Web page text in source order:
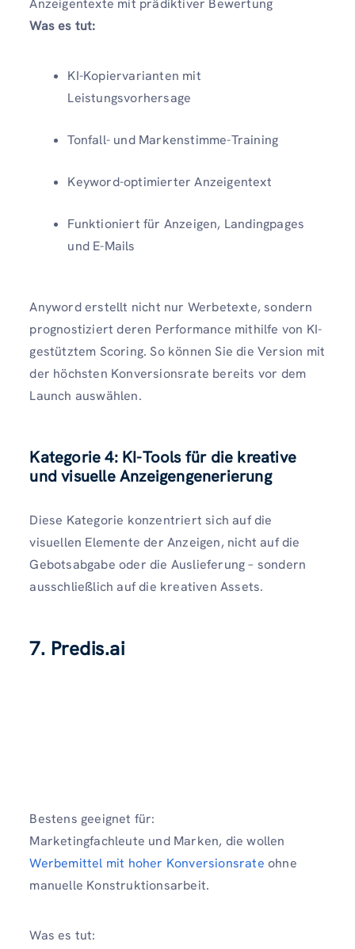
Anzeigentexte mit prädiktiver Bewertung
Was es tut:
KI-Kopiervarianten mit
Leistungsvorhersage
Tonfall- und Markenstimme-Training
Keyword-optimierter Anzeigentext
Funktioniert für Anzeigen, Landingpages
und E-Mails
Anyword erstellt nicht nur Werbetexte, sondern
prognostiziert deren Performance mithilfe von KI-
gestütztem Scoring. So können Sie die Version mit
der höchsten Konversionsrate bereits vor dem
Launch auswählen.
Kategorie 4: KI-Tools für die kreative
und visuelle Anzeigengenerierung
Diese Kategorie konzentriert sich auf die
visuellen Elemente der Anzeigen, nicht auf die
Gebotsabgabe oder die Auslieferung – sondern
ausschließlich auf die kreativen Assets.
7. Predis.ai
Bestens geeignet für:
Marketingfachleute und Marken, die wollen
Werbemittel mit hoher Konversionsrate ohne
manuelle Konstruktionsarbeit.
Was es tut: